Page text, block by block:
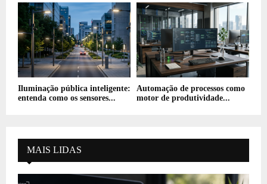
Iluminação pública inteligente:
entenda como os sensores...
Automação de processos como
motor de produtividade...
MAIS LIDAS